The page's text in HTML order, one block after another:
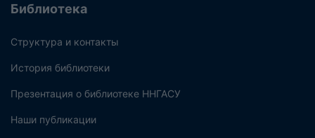
Библиотека
Структура и контакты
История библиотеки
Презентация о библиотеке ННГАСУ
Наши публикации